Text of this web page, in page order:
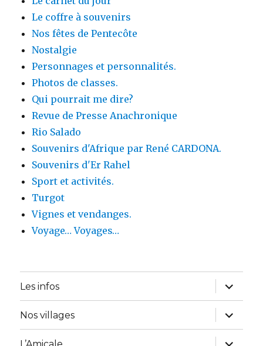
Le coffre à souvenirs
Nos fêtes de Pentecôte
Nostalgie
Personnages et personnalités.
Photos de classes.
Qui pourrait me dire?
Revue de Presse Anachronique
Rio Salado
Souvenirs d'Afrique par René CARDONA.
Souvenirs d'Er Rahel
Sport et activités.
Turgot
Vignes et vendanges.
Voyage… Voyages…
Les infos
ouvrir
le
sous-
menu
Nos villages
ouvrir
le
sous-
menu
L’Amicale
ouvrir